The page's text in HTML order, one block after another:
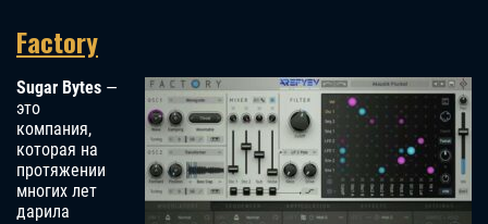
Factory
Sugar Bytes —
это
компания,
которая на
протяжении
многих лет
дарила